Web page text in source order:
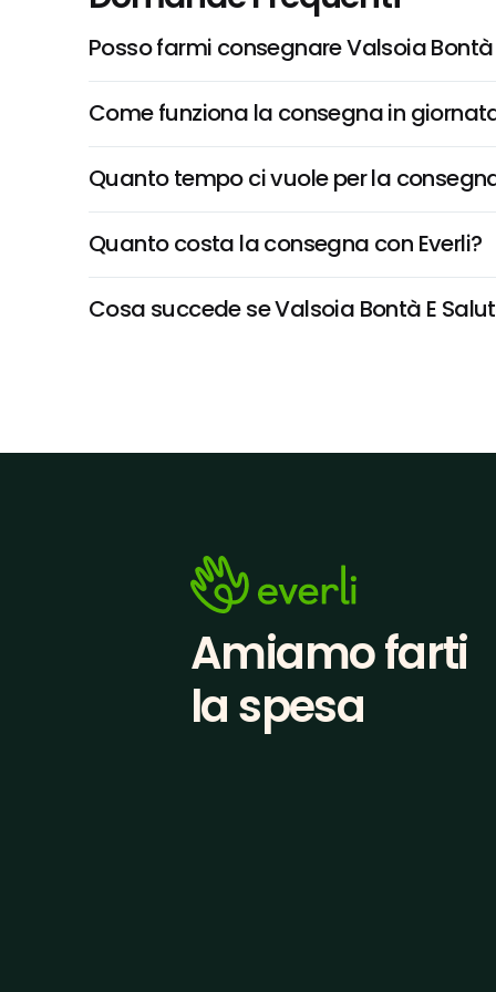
Posso farmi consegnare Valsoia Bontà
Come funziona la consegna in
Quanto tempo ci vuole per la
Quanto costa la consegna con Everli?
Cosa succede se Valsoia Bontà E
Amiamo farti
la spesa